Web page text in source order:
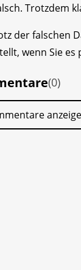
Trotzdem
der falschen
wenn Sie
(0)